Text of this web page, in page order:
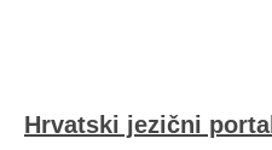
Hrvatski jezični portal